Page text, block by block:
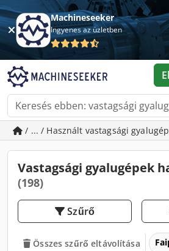
Machineseeker
Ingyenes az üzletben
/ ... / Használt vastagsági
Vastagsági gyalugépek
(198)
Szűrő
Összes szűrő eltávolítása